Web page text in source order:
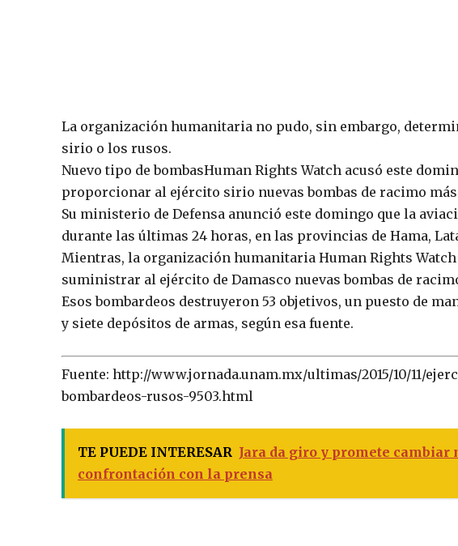
La organización humanitaria no pudo, sin embargo,
sirio o los rusos.
Nuevo tipo de bombasHuman Rights Watch acusó este
proporcionar al ejército sirio nuevas bombas de racimo
Su ministerio de Defensa anunció este domingo que la
durante las últimas 24 horas, en las provincias de Hama,
Mientras, la organización humanitaria Human Rights
suministrar al ejército de Damasco nuevas bombas de
Esos bombardeos destruyeron 53 objetivos, un puesto de
y siete depósitos de armas, según esa fuente.
Fuente: http://www.jornada.unam.mx/ultimas/2015/10/11/
bombardeos-rusos-9503.html
TE PUEDE INTERESAR Jara da giro y promete
confrontación con la prensa